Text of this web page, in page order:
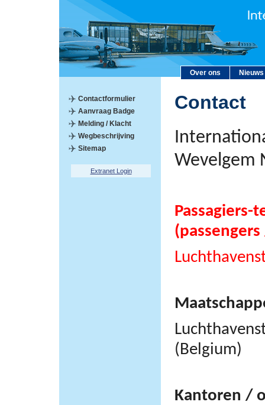
Over ons Nieuws
Contactformulier
Aanvraag Badge
Melding / Klacht
Wegbeschrijving
Sitemap
Extranet Login
Contact
Wevelgem
Passagiers-
(Belgium)
Kantoren /